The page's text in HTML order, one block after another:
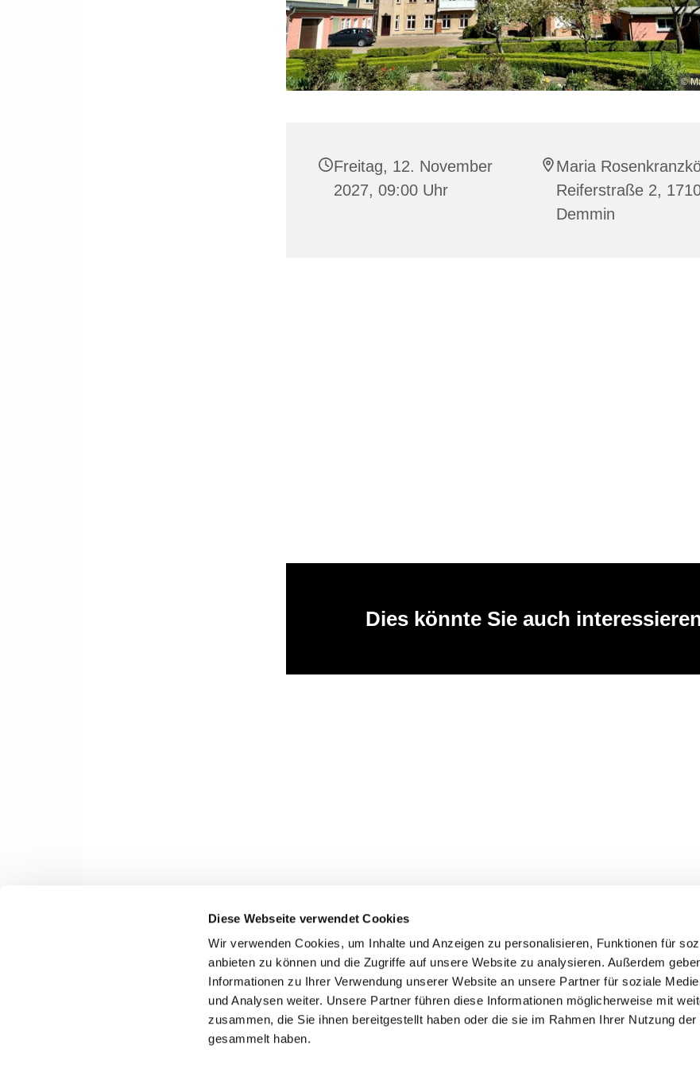
Diese Webseite verwendet Cookies
Wir verwenden Cookies, um Inhalte und Anzeigen zu personalisieren, Funktionen für
anbieten zu können und die Zugriffe auf unsere Website zu analysieren. Außerdem
Informationen zu Ihrer Verwendung unserer Website an unsere Partner für soziale
und Analysen weiter. Unsere Partner führen diese Informationen möglicherweise mit
zusammen, die Sie ihnen bereitgestellt haben oder die sie im Rahmen Ihrer Nutzung der
gesammelt haben.
©
Freitag, 12. November
2027, 09:00 Uhr
Maria
Reiferstraße 2,
Demmin
Dies könnte Sie auch